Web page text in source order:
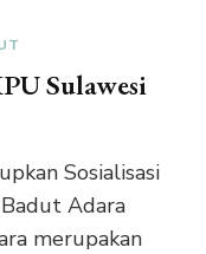
Sulawesi
Sosialisasi
Adara
merupakan